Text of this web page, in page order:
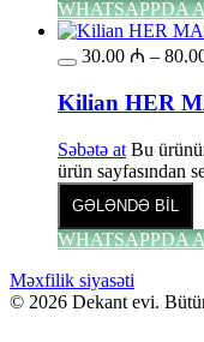
WHATSAPPDA
30.00 ₼ –
Kilian HER
Səbətə at Bu
ürün sayfasından
GƏLƏNDƏ BİL
WHATSAPPDA
Məxfilik siyasəti
© 2026 Dekant evi.